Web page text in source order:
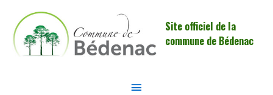
Site officiel de la
commune de Bédenac
MENU